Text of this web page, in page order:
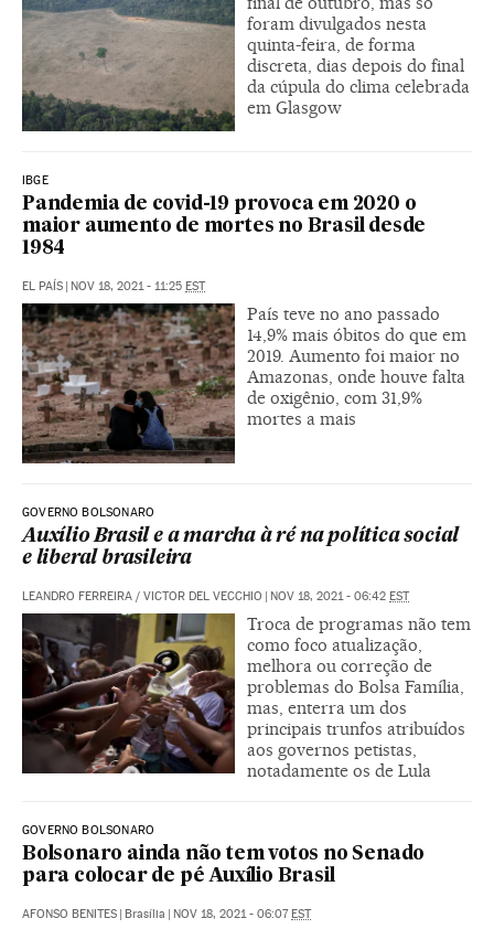
foram divulgados nesta
quinta-feira, de forma
discreta, dias depois do final
da cúpula do clima celebrada
em Glasgow
IBGE
Pandemia de covid-19 provoca em 2020 o
maior aumento de mortes no Brasil desde
1984
EL PAÍS | NOV 18, 2021 - 11:25 EST
País teve no ano passado
14,9% mais óbitos do que em
2019. Aumento foi maior no
Amazonas, onde houve falta
de oxigênio, com 31,9%
mortes a mais
GOVERNO BOLSONARO
Auxílio Brasil e a marcha à ré na política social
e liberal brasileira
LEANDRO FERREIRA / VICTOR DEL VECCHIO | NOV 18, 2021 - 06:42 EST
Troca de programas não tem
como foco atualização,
melhora ou correção de
problemas do Bolsa Família,
mas, enterra um dos
principais trunfos atribuídos
aos governos petistas,
notadamente os de Lula
GOVERNO BOLSONARO
Bolsonaro ainda não tem votos no Senado
para colocar de pé Auxílio Brasil
AFONSO BENITES | Brasília | NOV 18, 2021 - 06:07EST